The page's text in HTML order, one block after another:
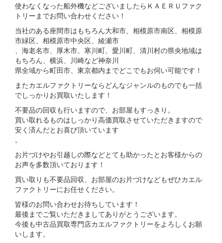
使わなくなった船外機などございましたらＫＡＥＲＵファク
トリーまでお問い合わせください！
当社のある座間市はもちろん大和市、相模原市南区、相模原
市緑区、相模原市中央区、綾瀬市
、海老名市、厚木市、寒川町、愛川町、清川村の県央地域は
もちろん、横浜、川崎など神奈川
県全域から町田市、東京都内までどこでもお伺い可能です！
またカエルファクトリーならどんなジャンルのものでも一括
でしっかりお買取いたします！
不要品の回収も行いますので、お部屋もすっきり。
買い取れるものはしっかり高価買取させていただきますので
安く済んだとお喜び頂いています
。
お片づけやお引越しの際などとても助かったとお客様からの
お声を多数頂いております！
買い取りも不要品回収、お部屋のお片づけなどもぜひカエル
ファクトリーにお任せください。
皆様のお問い合わせお待ちしています！
最後までご覧いただきましてありがとうございます。
今後も中古品買取専門店カエルファクトリーをよろしくお願
いします。